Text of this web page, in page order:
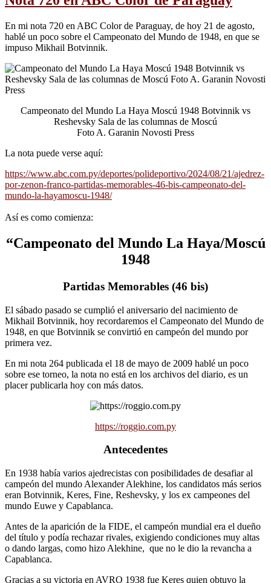
En mi nota 720 en ABC Color de Paraguay, de hoy 21 de agosto,
hablé un poco sobre el Campeonato del Mundo de 1948, en que se
impuso Mikhail Botvinnik.
Campeonato del Mundo La Haya Moscú 1948 Botvinnik vs
Reshevsky Sala de las columnas de Moscú
Foto A. Garanin Novosti Press
La nota puede verse aquí:
https://www.abc.com.py/deportes/polideportivo/2024/08/21/ajedrez-
por-zenon-franco-partidas-memorables-46-bis-campeonato-del-
mundo-la-hayamoscu-1948/
Así es como comienza:
“Campeonato del Mundo La Haya/Moscú
1948
Partidas Memorables (46 bis)
El sábado pasado se cumplió el aniversario del nacimiento de
Mikhail Botvinnik, hoy recordaremos el Campeonato del Mundo de
1948, en que Botvinnik se convirtió en campeón del mundo por
primera vez.
En mi nota 264 publicada el 18 de mayo de 2009 hablé un poco
sobre ese torneo, la nota no está en los archivos del diario, es un
placer publicarla hoy con más datos.
https://roggio.com.py
Antecedentes
En 1938 había varios ajedrecistas con posibilidades de desafiar al
campeón del mundo Alexander Alekhine, los candidatos más serios
eran Botvinnik, Keres, Fine, Reshevsky, y los ex campeones del
mundo Euwe y Capablanca.
Antes de la aparición de la FIDE, el campeón mundial era el dueño
del título y podía rechazar rivales, exigiendo condiciones muy altas
o dando largas, como hizo Alekhine, que no le dio la revancha a
Capablanca.
Gracias a su victoria en AVRO 1938 fue Keres quien obtuvo la